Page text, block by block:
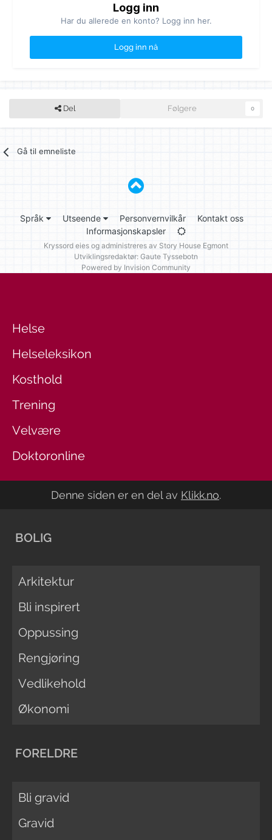
Logg inn
Har du allerede en konto? Logg inn her.
Logg inn nå
Del Følgere 0
Gå til emneliste
Språk Utseende Personvernvilkår
Kontakt oss
Informasjonskapsler
Kryssord eies og administreres av Story House Egmont
Utviklingsredaktør: Gaute Tyssebotn
Powered by Invision Community
Helse
Helseleksikon
Kosthold
Trening
Velvære
Doktoronline
Denne siden er en del av Klikk.no.
BOLIG
Arkitektur
Bli inspirert
Oppussing
Rengjøring
Vedlikehold
Økonomi
FORELDRE
Bli gravid
Gravid